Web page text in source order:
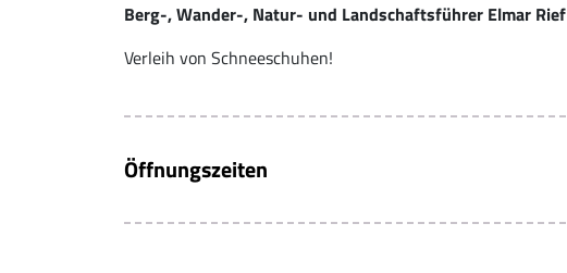
Berg-, Wander-, Natur- und Landschaftsführer Elmar Rief
Verleih von Schneeschuhen!
Öffnungszeiten